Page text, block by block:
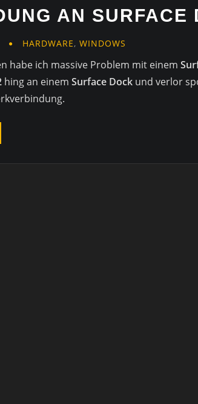
AN SURFACE
HARDWARE,WINDOWS
habe ich massive Problem mit einem
hing an einem Surface Dock und verlor